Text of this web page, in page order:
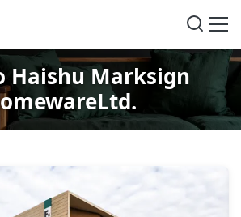
Haishu Marksign